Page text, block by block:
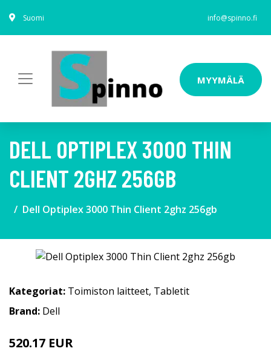
Suomi info@spinno.fi
MYYMÄLÄ
DELL OPTIPLEX 3000 THIN
CLIENT 2GHZ 256GB
Dell Optiplex 3000 Thin Client 2ghz 256gb
Kategoriat: Toimiston laitteet, Tabletit
Brand: Dell
520.17 EUR